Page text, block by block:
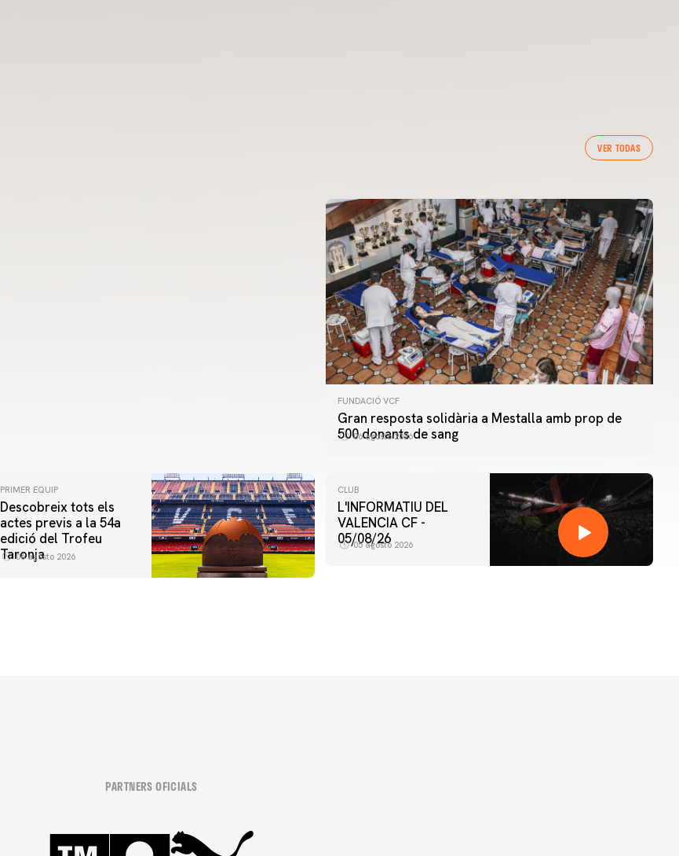
VER TODAS
FUNDACIÓ VCF
Gran resposta solidària a Mestalla amb prop de
500 donants de sang
06 agosto 2026
PRIMER EQUIP
Descobreix tots els
actes previs a la 54a
edició del Trofeu
Taronja
06 agosto 2026
CLUB
L'INFORMATIU DEL
VALENCIA CF -
05/08/26
05 agosto 2026
PARTNERS OFICIALS